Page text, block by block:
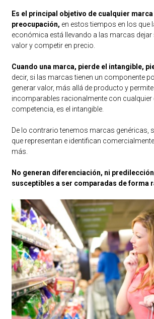
Es el principal objetivo de cualquier marca
preocupación, en estos tiempos en los que
económica está llevando a las marcas
valor y competir en precio.
Cuando una marca, pierde el intangible,
decir, si las marcas tienen un componente
generar valor, más allá de producto y
incomparables racionalmente con cualquier
competencia, es el intangible.
De lo contrario tenemos marcas genéricas,
que representan e identifican
más.
No generan diferenciación, ni
susceptibles a ser comparadas de forma